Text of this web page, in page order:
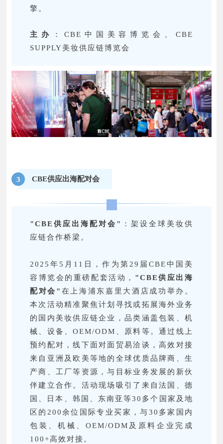
擎。
主办
：CBE中国美容博览会、CBE
SUPPLY美妆供应链博览会
3 CBE供应出海配对会
"CBE供应出海配对会"
：架设全球美妆供
应链合作桥梁。
2025年5月11日，作为第29届CBE中国美
容博览会的重磅配套活动， "CBE供应出海
配对会" 在上海浦东嘉里大酒店成功举办。
本次活动精准聚焦计划寻找或拓展海外业务
的国内美妆供应链企业，品类涵盖包装、机
械、设备、OEM/ODM、原料等。通过线上
预约配对，线下面对面贸易洽谈，高效对接
来自亚洲及欧美等地的全球优质品牌商、生
产商、工厂等资源，与目标业务发展的新伙
伴建立合作。活动现场吸引了来自法国、德
国、日本、韩国、东南亚等30多个国家及地
区的200余位国际专业买家，与30多家国内
包装、机械、OEM/ODM及原料企业完成
100+高效对接。